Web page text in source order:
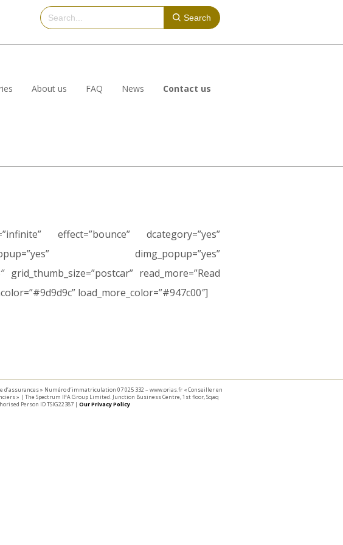
Search
About us FAQ News Contact us
effect=”bounce” dcategory=”yes”
dimg_popup=”yes”
read_more=”Read
load_more_color=”#947c00″]
d’assurances » Numéro d’immatriculation 07 025 332 – www.orias.fr « Conseiller en
» | The Spectrum IFA Group Limited. Junction Business Centre, 1st floor, Sqaq
Person ID TSIG22387 | Our Privacy Policy